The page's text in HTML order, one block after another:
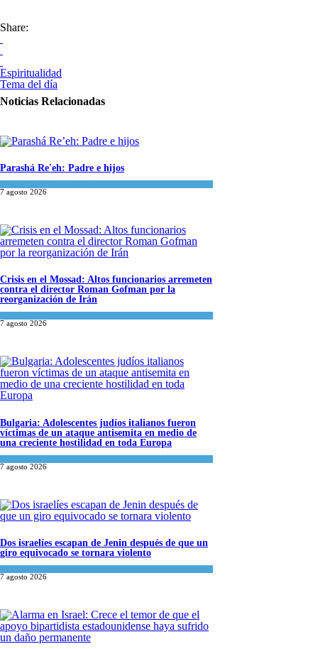
Share:
Espiritualidad
Tema del día
Noticias Relacionadas
Parashá Re'eh: Padre e hijos
7 agosto 2026
Crisis en el Mossad: Altos funcionarios arremeten
contra el director Roman Gofman por la
reorganización de Irán
7 agosto 2026
Bulgaria: Adolescentes judíos italianos fueron
víctimas de un ataque antisemita en medio de
una creciente hostilidad en toda Europa
7 agosto 2026
Dos israelíes escapan de Jenin después de que un
giro equivocado se tornara violento
7 agosto 2026